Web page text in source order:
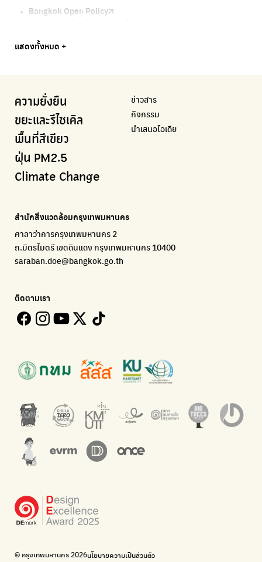
Bangkok Open Policy
Bangkok Trees
BKK Zero Waste
กรุงเทพฯไม่เทรวม
ลุงซาเล้งกับขยะที่หายไป
CHULA Zero Waste
จัดการขยะภายในพื้นที่อย่างเป็นระบบ
แพลตฟอร์มเพื่อสิ่งแวดล้อม
ติดตามความคืบหน้านโยบายกรุงเทพมหานคร
Kong Green Green
แอปแยกขยะได้ง่ายๆเพียงสแกนบาร์โค้ดสินค้า
Net Zero Carbon
The Sustainment
การบริหารองค์กรเพื่อสังคมและสิ่งแวดล้อม
WonWon
รวมร้านซ่อมใกล้บ้านคุณ
Bike for Everyone
BUCA
ภาคีจักรยานเมือง กรุงเทพฯ
แสดงทั้งหมด +
CHULA Zero Waste
Green2Get
กรมควบคุมมลพิษ
แหล่งข้อมูลเกี่ยวกับมาตรฐานคุณภาพอากาศ น้ำ และเสียง
มูลนิธิโลกสีเขียว
How to ting
การแยกขยะให้สนุก
แพลตฟอร์มการจัดการพลาสติกชีวภาพหลังการกินดื่ม
รับซื้อขยะถึงบ้าน
ECOLIFE
กำจัด E-waste อย่างถูกวิธี ตามจุดรับ และไปรษณีย์
Green map
มือวิเศษกรุงเทพ
บริจาคขยะไปอัพไซเคิลเป็นชุดพนักงานกวาดถนน
WonWon
รวมร้านซ่อมใกล้บ้านคุณ
กรมควบคุมมลพิษ
Line Alert
Greenpeace
มูลนิธิสภาประชาชนเพื่อสิ่งแวดล้อม
สำนักสิ่งแวดล้อม กรุงเทพมหานคร
เตะฝุ่น
แผนที่การระบายอากาศในช่วงสูงสุดของแต่ละวัน
Thai Green Urban (TGU)
Urban Design and Development Center
กระทรวงทรัพยากรธรรมชาติและสิ่งแวดล้อม
กรมส่งเสริมคุณภาพและสิ่งแวดล้อม
Greenpeace
Climate Strike Thailand
Carbon Footprint Thailand
เรียนรู้เครื่องมือคำนวณคาร์บอนฟุตพริ้นท์
กรมอุตุนิยมวิทยา
Net Zero Carbon
Everything about our planet and more
35 Hours Bangkok Nature Play
โครงการ 35 ชั่วโมงการเรียนรู้ธรรมชาติผ่านการเล่น
ความยั่งยืน
ขยะและรีไซเคิล
พื้นที่สีเขียว
ฝุ่น PM2.5
Climate Change
ข่าวสาร
กิจกรรม
นำเสนอไอเดีย
สำนักสิ่งแวดล้อมกรุงเทพมหานคร
ศาลาว่าการกรุงเทพมหานคร 2
ถ.มิตรไมตรี เขตดินแดง กรุงเทพมหานคร 10400
saraban.doe@bangkok.go.th
ติดตามเรา
© กรุงเทพมหานคร 2026นโยบายความเป็นส่วนตัว